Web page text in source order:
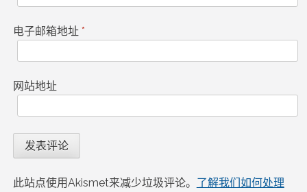
电子邮箱地址 *
网站地址
此站点使用Akismet来减少垃圾评论。 了解我们如何处理